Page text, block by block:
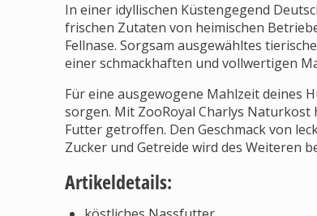
In einer idyllischen Küstengegend
frischen Zutaten von heimischen
Fellnase. Sorgsam ausgewähltes
einer schmackhaften und vollwertigen
Für eine ausgewogene Mahlzeit deines
sorgen. Mit ZooRoyal Charlys
Futter getroffen. Den Geschmack von
Zucker und Getreide wird des Weiteren
Artikeldetails: